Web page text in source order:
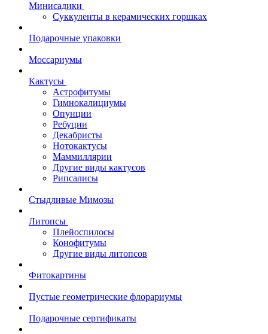
Минисадики
Суккуленты в керамических горшках
Подарочные упаковки
Моссариумы
Кактусы
Астрофитумы
Гимнокалициумы
Опунции
Ребуции
Декабристы
Нотокактусы
Маммиллярии
Другие виды кактусов
Рипсалисы
Стыдливые Мимозы
Литопсы
Плейоспилосы
Конофитумы
Другие виды литопсов
Фитокартины
Пустые геометрические флорариумы
Подарочные сертификаты